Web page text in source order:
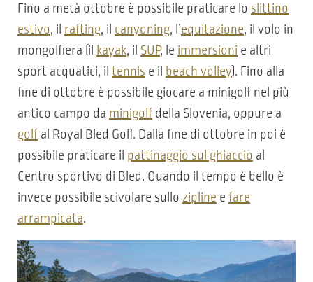
Fino a metà ottobre è possibile praticare lo slittino
estivo, il rafting, il canyoning, l’equitazione, il volo in
mongolfiera (il kayak, il SUP, le immersioni e altri
sport acquatici, il tennis e il beach volley). Fino alla
fine di ottobre è possibile giocare a minigolf nel più
antico campo da minigolf della Slovenia, oppure a
golf al Royal Bled Golf. Dalla fine di ottobre in poi è
possibile praticare il pattinaggio sul ghiaccio al
Centro sportivo di Bled. Quando il tempo è bello è
invece possibile scivolare sullo zipline e fare
arrampicata.